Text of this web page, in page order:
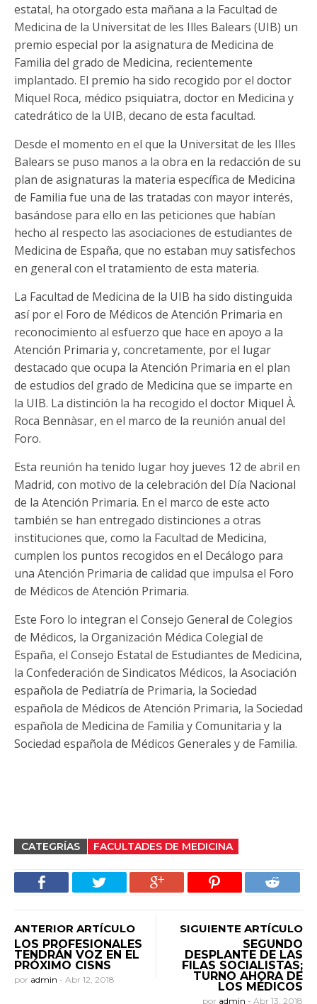
estatal, ha otorgado esta mañana a la Facultad de
Medicina de la Universitat de les Illes Balears (UIB) un
premio especial por la asignatura de Medicina de
Familia del grado de Medicina, recientemente
implantado. El premio ha sido recogido por el doctor
Miquel Roca, médico psiquiatra, doctor en Medicina y
catedrático de la UIB, decano de esta facultad.
Desde el momento en el que la Universitat de les Illes
Balears se puso manos a la obra en la redacción de su
plan de asignaturas la materia específica de Medicina
de Familia fue una de las tratadas con mayor interés,
basándose para ello en las peticiones que habían
hecho al respecto las asociaciones de estudiantes de
Medicina de España, que no estaban muy satisfechos
en general con el tratamiento de esta materia.
La Facultad de Medicina de la UIB ha sido distinguida
así por el Foro de Médicos de Atención Primaria en
reconocimiento al esfuerzo que hace en apoyo a la
Atención Primaria y, concretamente, por el lugar
destacado que ocupa la Atención Primaria en el plan
de estudios del grado de Medicina que se imparte en
la UIB. La distinción la ha recogido el doctor Miquel À.
Roca Bennàsar, en el marco de la reunión anual del
Foro.
Esta reunión ha tenido lugar hoy jueves 12 de abril en
Madrid, con motivo de la celebración del Día Nacional
de la Atención Primaria. En el marco de este acto
también se han entregado distinciones a otras
instituciones que, como la Facultad de Medicina,
cumplen los puntos recogidos en el Decálogo para
una Atención Primaria de calidad que impulsa el Foro
de Médicos de Atención Primaria.
Este Foro lo integran el Consejo General de Colegios
de Médicos, la Organización Médica Colegial de
España, el Consejo Estatal de Estudiantes de Medicina,
la Confederación de Sindicatos Médicos, la Asociación
española de Pediatría de Primaria, la Sociedad
española de Médicos de Atención Primaria, la Sociedad
española de Medicina de Familia y Comunitaria y la
Sociedad española de Médicos Generales y de Familia.
CATEGRÍAS FACULTADES DE MEDICINA
ANTERIOR ARTÍCULO
LOS PROFESIONALES
TENDRÁN VOZ EN EL
PRÓXIMO CISNS
por admin - Abr 12, 2018
SIGUIENTE ARTÍCULO
SEGUNDO
DESPLANTE DE LAS
FILAS SOCIALISTAS;
TURNO AHORA DE
LOS MÉDICOS
por admin - Abr 13, 2018